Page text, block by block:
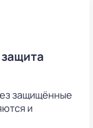
защищённые
и